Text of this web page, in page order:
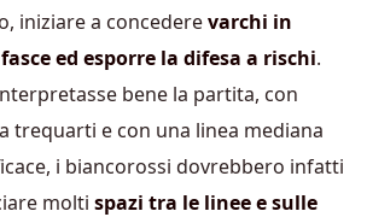
iniziare a concederevarchi in
ed esporre la difesa a rischi.
bene la partita, con
trequarti e con una linea mediana
i biancorossi dovrebbero infatti
molti spazi tra le linee e sulle